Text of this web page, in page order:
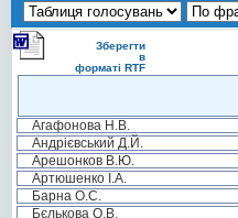
Зберегти
в
форматі RTF
Агафонова Н.В.
Андрієвський Д.Й.
Арешонков В.Ю.
Артюшенко І.А.
Барна О.С.
Бєлькова О.В.